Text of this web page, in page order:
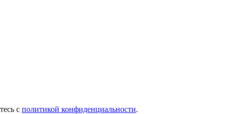
c политикой конфиденциальности.